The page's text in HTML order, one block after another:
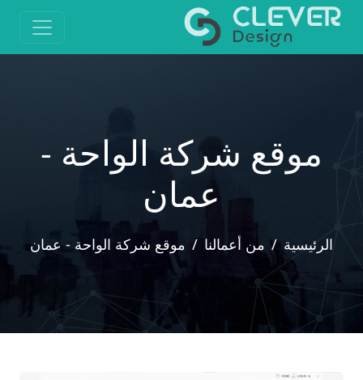
موقع شركة الواحة -
عمان
الرئيسية من أعمالنا موقع شركة الواحة - عمان